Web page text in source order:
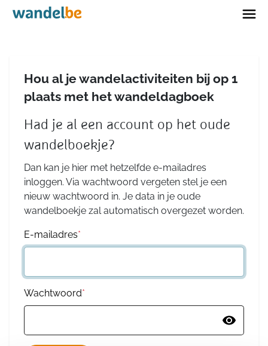
Home
Hou al je wandelactiviteiten bij op 1
plaats met het wandeldagboek
Had je al een account op het oude
wandelboekje?
Dan kan je hier met hetzelfde e-mailadres
inloggen. Via wachtwoord vergeten stel je een
nieuw wachtwoord in. Je data in je oude
wandelboekje zal automatisch overgezet worden.
E-mailadres*
Wachtwoord*